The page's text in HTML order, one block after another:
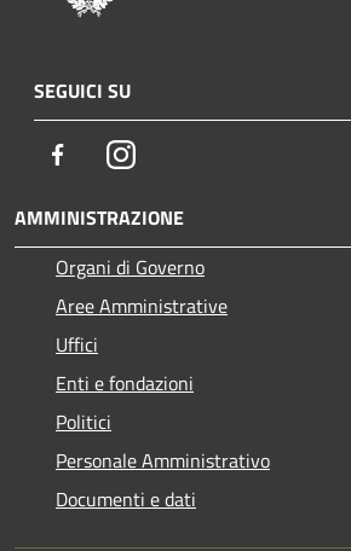
SEGUICI SU
FacebookInstagram
AMMINISTRAZIONE
Organi di Governo
Aree Amministrative
Uffici
Enti e fondazioni
Politici
Personale Amministrativo
Documenti e dati